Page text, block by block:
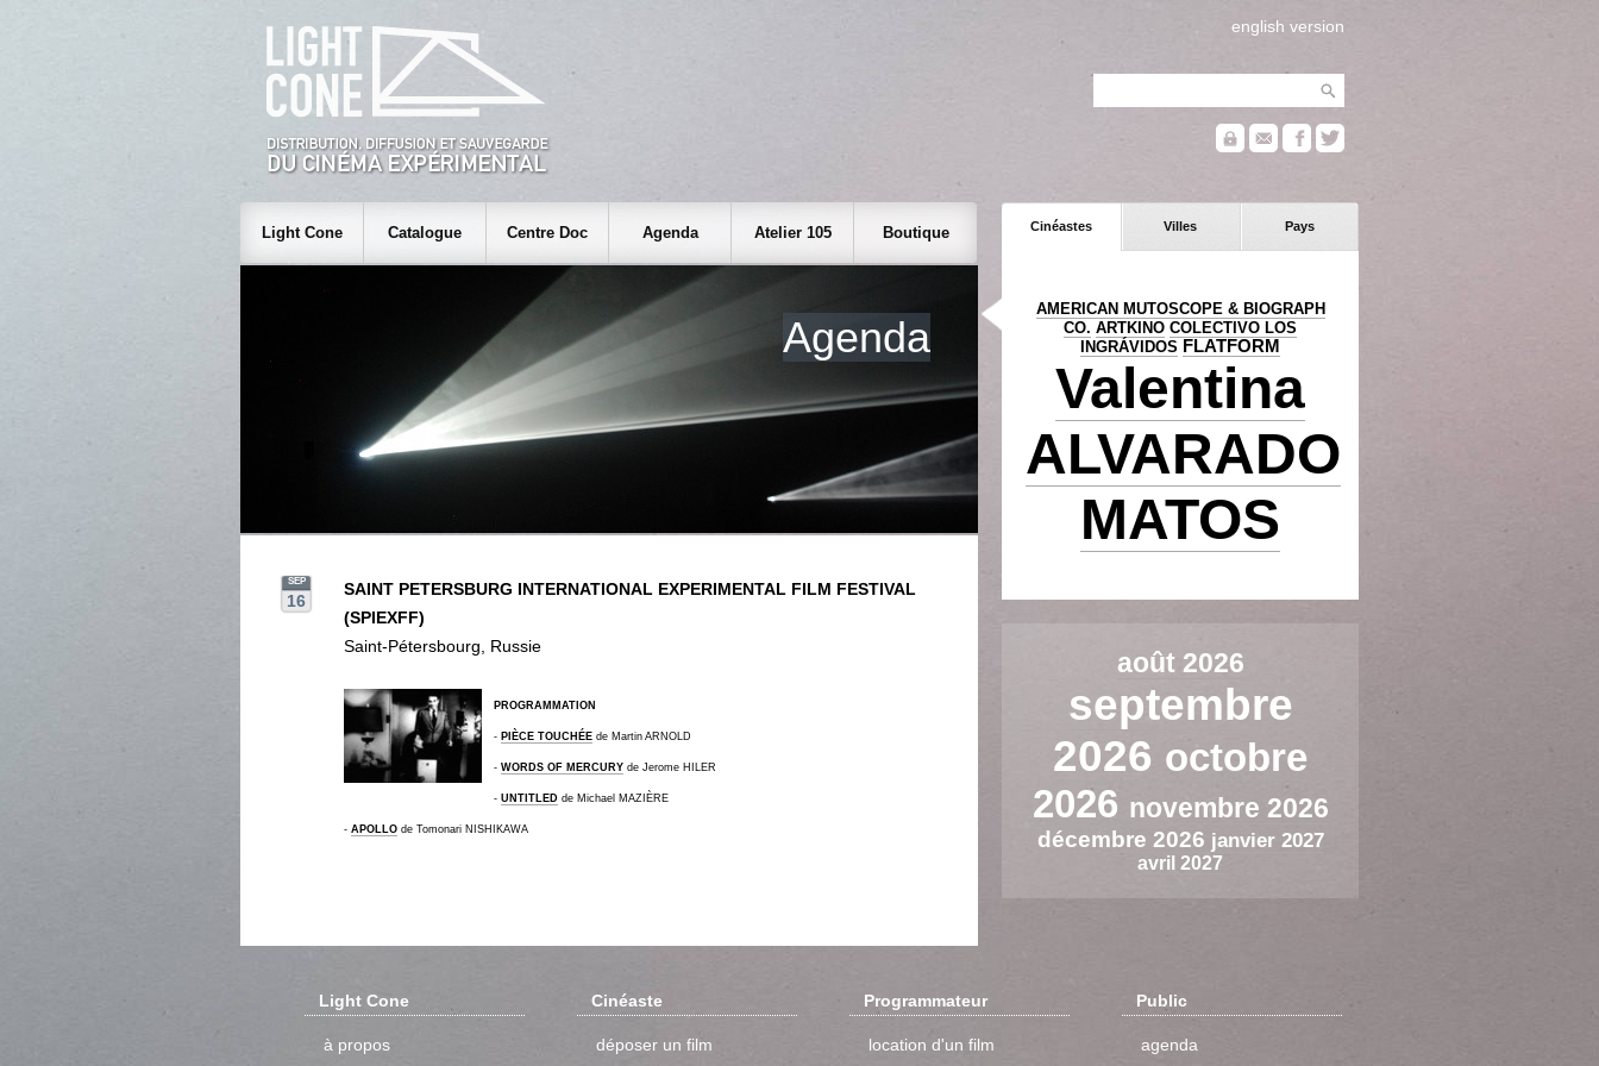
english version
Cinéastes Villes Pays
AMERICAN MUTOSCOPE & BIOGRAPH
CO. ARTKINO COLECTIVO LOS
INGRÁVIDOS FLATFORM
Valentina
ALVARADO
MATOS
août 2026
septembre
2026 octobre
2026 novembre 2026
décembre 2026 janvier 2027
avril 2027
Light Cone Catalogue Centre Doc Agenda Atelier 105 Boutique
Agenda
SEP
16
SAINT PETERSBURG INTERNATIONAL EXPERIMENTAL FILM FESTIVAL
(SPIEXFF)
Saint-Pétersbourg, Russie
PROGRAMMATION
- PIÈCE TOUCHÉE de Martin ARNOLD
- WORDS OF MERCURY de Jerome HILER
- UNTITLED de Michael MAZIÈRE
- APOLLO de Tomonari NISHIKAWA
Light Cone
à propos
Cinéaste
déposer un film
Programmateur
location d'un film
Public
agenda